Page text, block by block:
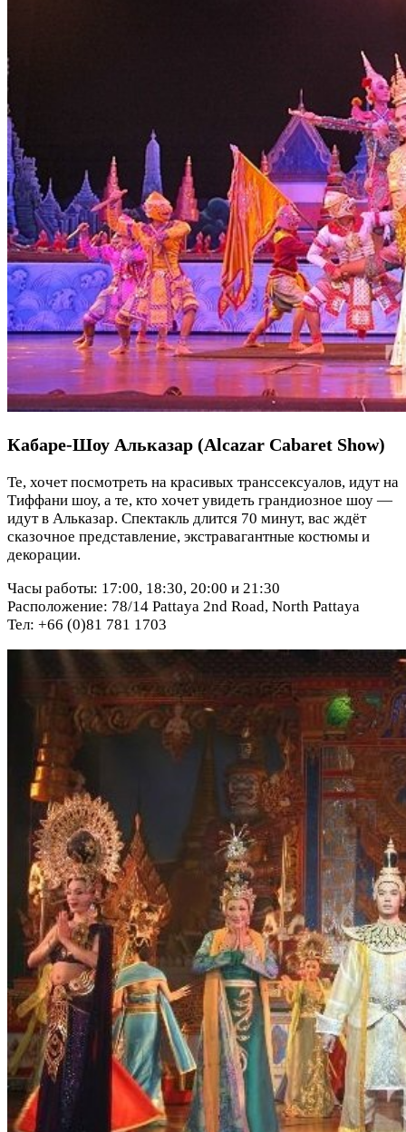
Кабаре-Шоу Альказар (Alcazar Cabaret Show)
Те, хочет посмотреть на красивых транссексуалов, идут на
Тиффани шоу, а те, кто хочет увидеть грандиозное шоу —
идут в Альказар. Спектакль длится 70 минут, вас ждёт
сказочное представление, экстравагантные костюмы и
декорации.
Часы работы: 17:00, 18:30, 20:00 и 21:30
Расположение: 78/14 Pattaya 2nd Road, North Pattaya
Тел: +66 (0)81 781 1703